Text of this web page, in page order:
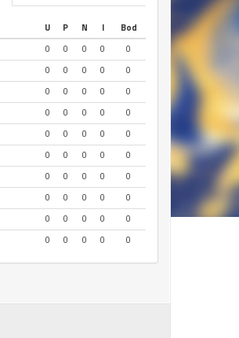
U P N I
Bod
0 0 0 0
0
0 0 0 0
0
0 0 0 0
0
0 0 0 0
0
0 0 0 0
0
0 0 0 0
0
0 0 0 0
0
0 0 0 0
0
0 0 0 0
0
0 0 0 0 0